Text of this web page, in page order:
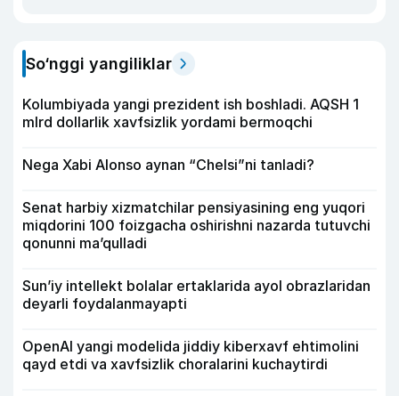
So‘nggi yangiliklar
Kolumbiyada yangi prezident ish boshladi. AQSH 1
mlrd dollarlik xavfsizlik yordami bermoqchi
Nega Xabi Alonso aynan “Chelsi”ni tanladi?
Senat harbiy xizmatchilar pensiyasining eng yuqori
miqdorini 100 foizgacha oshirishni nazarda tutuvchi
qonunni ma’qulladi
Sun’iy intellekt bolalar ertaklarida ayol obrazlaridan
deyarli foydalanmayapti
OpenAI yangi modelida jiddiy kiberxavf ehtimolini
qayd etdi va xavfsizlik choralarini kuchaytirdi